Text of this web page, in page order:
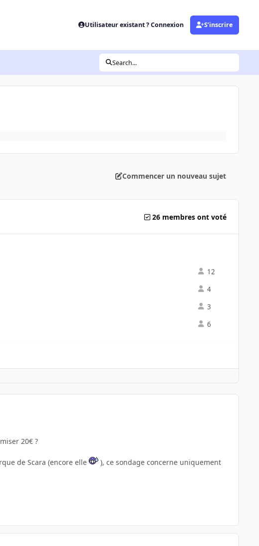
Utilisateur existant ? Connexion S’inscrire
Search...
Commencer un nouveau sujet
26 membres ont voté
12
4
3
6
20€ ?
de Scara (encore elle
), ce sondage concerne uniquement